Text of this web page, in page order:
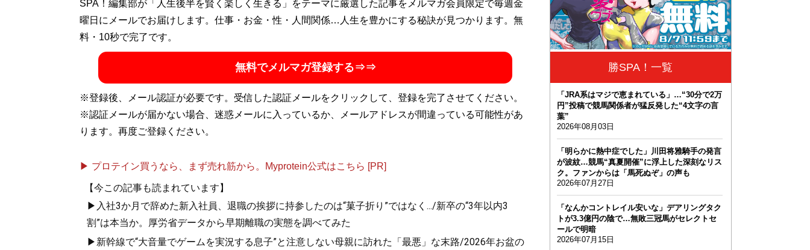
グルメ、カルチャー、ギャンブルまで、面白いと思ったらとことん突っ走って取材するフットワークの
軽さが売り。業界紙、週刊誌を経て、気がつけば今に至る40代ライター
記事一覧へ
SPA！編集部が「人生後半を賢く楽しく生きる」をテーマに厳選した記事をメルマガ会員限定で毎週金
曜日にメールでお届けします。仕事・お金・性・人間関係…人生を豊かにする秘訣が見つかります。無
料・10秒で完了です。
無料でメルマガ登録する⇒⇒
※登録後、メール認証が必要です。受信した認証メールをクリックして、登録を完了させてください。
※認証メールが届かない場合、迷惑メールに入っているか、メールアドレスが間違っている可能性があ
ります。再度ご登録ください。
▶ プロテイン買うなら、まず売れ筋から。Myprotein公式はこちら [PR]
【今この記事も読まれています】
▶入社3か月で辞めた新入社員、退職の挨拶に持参したのは“菓子折り”ではなく.../新卒の“3年以内3
割”は本当か。厚労省データから早期離職の実態を調べてみた
▶新幹線で“大音量でゲームを実況する息子”と注意しない母親に訪れた「最悪」な末路/2026年お盆の
勝SPA！一覧
「JRA系はマジで恵まれている」…“30分で2万
円”投稿で競馬関係者が猛反発した“4文字の言
葉”
2026年08月03日
「明らかに熱中症でした」川田将雅騎手の発言
が波紋…競馬“真夏開催”に浮上した深刻なリス
ク。ファンからは「馬死ぬぞ」の声も
2026年07月27日
「なんかコントレイル安いな」デアリングタク
トが3.3億円の陰で…無敗三冠馬がセレクトセ
ールで明暗
2026年07月15日